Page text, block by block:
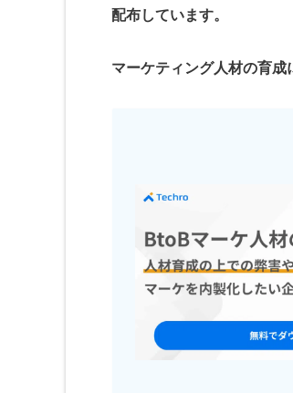
配布しています。
マーケティング人材の育成